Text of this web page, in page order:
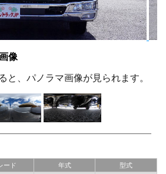
像
と、パノラマ画像が見られます。
ード 年式 型式